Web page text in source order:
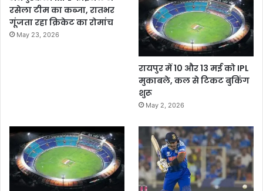
रसेला टीम का कब्जा, रातभर
गूंजता रहा क्रिकेट का रोमांच
May 23, 2026
रायपुर में 10 और 13 मई को IPL
मुकाबले, कल से टिकट बुकिंग
शुरू
May 2, 2026